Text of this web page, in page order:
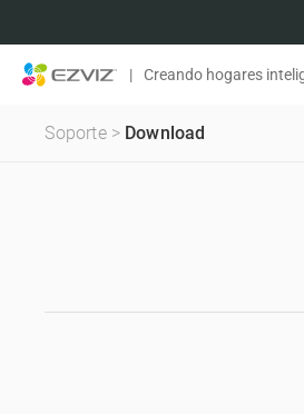
| Creando hogares
Soporte > Download